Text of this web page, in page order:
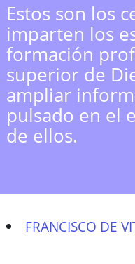
Estos son los
imparten los
formación
superior de
ampliar
pulsado en el
de ellos.
FRANCISCO DE